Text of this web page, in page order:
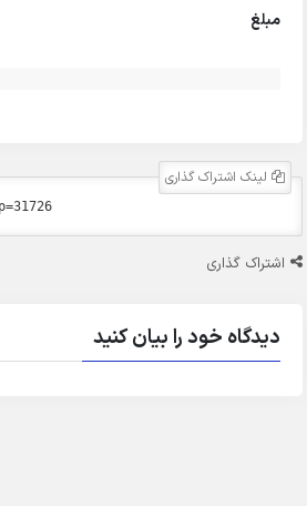
مبلغ
لینک اشتراک گذاری
اشتراک گذاری
دیدگاه خود را بیان کنید